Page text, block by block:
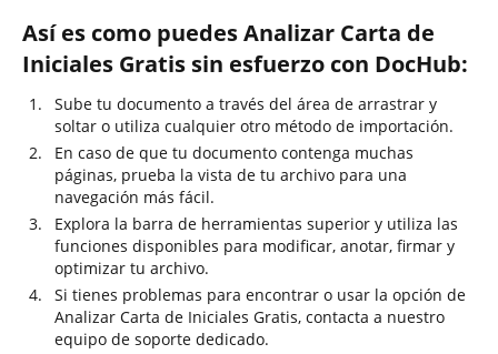
Así es como puedes Analizar Carta de
Iniciales Gratis sin esfuerzo con DocHub:
Sube tu documento a través del área de arrastrar y
soltar o utiliza cualquier otro método de importación.
En caso de que tu documento contenga muchas
páginas, prueba la vista de tu archivo para una
navegación más fácil.
Explora la barra de herramientas superior y utiliza las
funciones disponibles para modificar, anotar, firmar y
optimizar tu archivo.
Si tienes problemas para encontrar o usar la opción de
Analizar Carta de Iniciales Gratis, contacta a nuestro
equipo de soporte dedicado.